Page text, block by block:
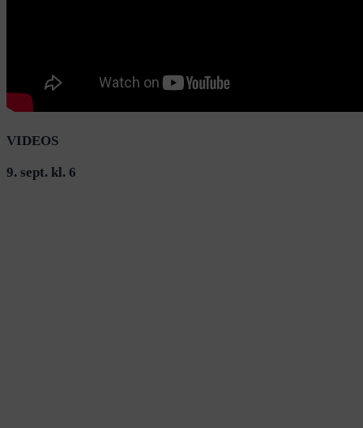
VIDEOS
9. sept. kl. 6